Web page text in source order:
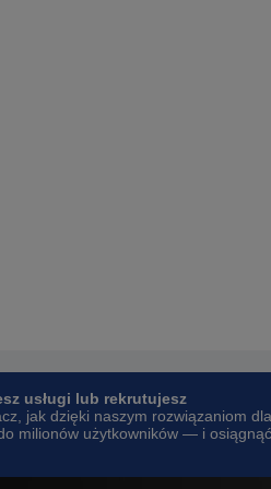
usługi lub rekrutujesz
jak dzięki naszym rozwiązaniom dla
milionów użytkowników — i osiągnąć